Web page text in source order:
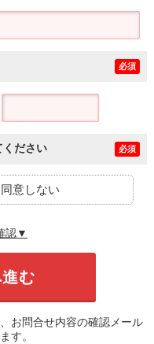
必須
ください 必須
同意しない
認▼
お問合せ内容の確認メール
す。